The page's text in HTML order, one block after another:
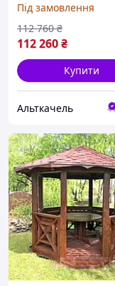
Під замовлення
112 260₴
112 760 ₴
Купити
Альткачель